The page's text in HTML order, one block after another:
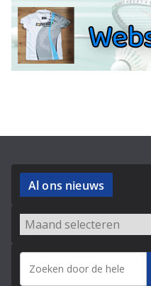
Al ons nieuws